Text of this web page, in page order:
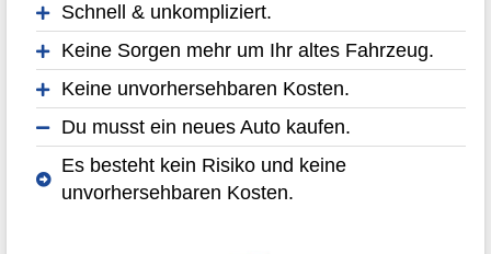
Schnell & unkompliziert.
Keine Sorgen mehr um Ihr altes Fahrzeug.
Keine unvorhersehbaren Kosten.
Du musst ein neues Auto kaufen.
Es besteht kein Risiko und keine
unvorhersehbaren Kosten.